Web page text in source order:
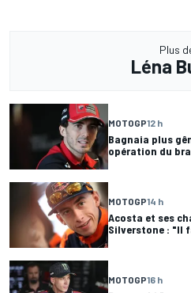
Plus
Léna
MOTOGP12 h
Bagnaia plus
opération du
MOTOGP14 h
Acosta et ses
Silverstone : "Il
MOTOGP16 h